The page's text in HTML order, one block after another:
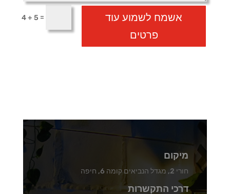
4 + 5 =
אשמח לשמוע עוד
פרטים
מיקום
חורי 2, מגדל הנביאים קומה 6, חיפה
דרכי התקשרות